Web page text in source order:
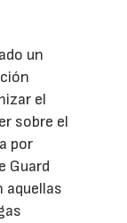
un
el
sobre el
por
Guard
aquellas